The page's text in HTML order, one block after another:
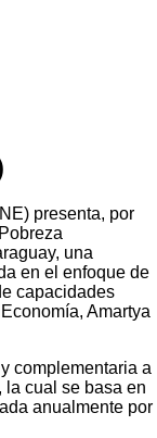
presenta, por
una
en el enfoque de
capacidades
Amartya
complementaria a
la cual se basa en
anualmente por